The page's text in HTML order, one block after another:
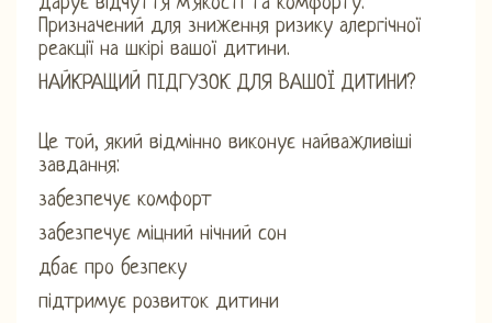
Призначений для зниження ризику алергічної
реакції на шкірі вашої дитини.
НАЙКРАЩИЙ ПІДГУЗОК ДЛЯ ВАШОЇ ДИТИНИ?
Це той, який відмінно виконує найважливіші
завдання:
забезпечує комфорт
забезпечує міцний нічний сон
дбає про безпеку
підтримує розвиток дитини